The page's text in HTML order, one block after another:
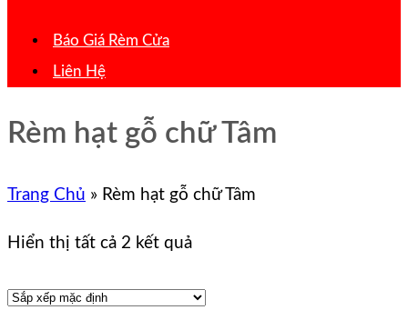
Báo Giá Rèm Cửa
Liên Hệ
Rèm hạt gỗ chữ Tâm
Trang Chủ » Rèm hạt gỗ chữ Tâm
Hiển thị tất cả 2 kết quả